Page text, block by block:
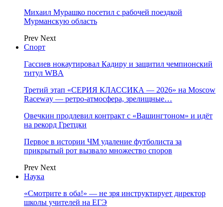
Михаил Мурашко посетил с рабочей поездкой
Мурманскую область
Prev Next
Спорт
Гассиев нокаутировал Кадиру и защитил чемпионский
титул WBA
Третий этап «СЕРИЯ КЛАССИКА — 2026» на Moscow
Raceway — ретро‑атмосфера, зрелищные…
Овечкин продлевил контракт с «Вашингтоном» и идёт
на рекорд Гретцки
Первое в истории ЧМ удаление футболиста за
прикрытый рот вызвало множество споров
Prev Next
Наука
«Смотрите в оба!» — не зря инструктирует директор
школы учителей на ЕГЭ